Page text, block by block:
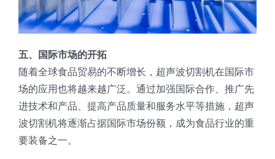
五、国际市场的开拓
随着全球食品贸易的不断增长，超声波切割机在国际市
场的应用也将越来越广泛。通过加强国际合作、推广先
进技术和产品、提高产品质量和服务水平等措施，超声
波切割机将逐渐占据国际市场份额，成为食品行业的重
要装备之一。